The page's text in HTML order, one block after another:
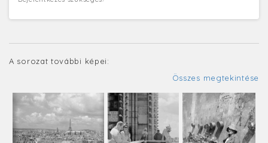
A sorozat további képei:
Összes megtekintése